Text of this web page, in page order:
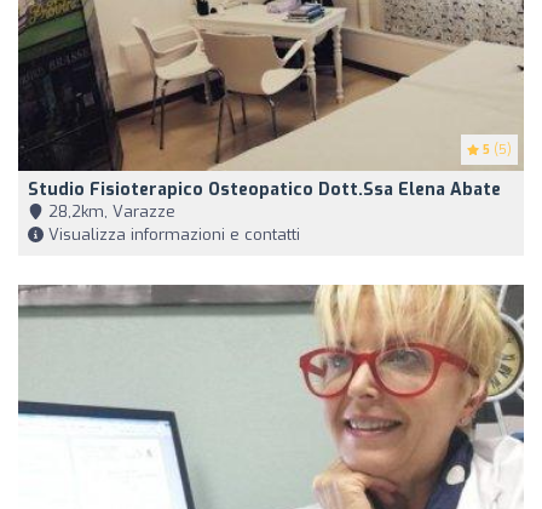
5 (5)
Studio Fisioterapico Osteopatico Dott.Ssa Elena Abate
28,2km, Varazze
Visualizza informazioni e contatti